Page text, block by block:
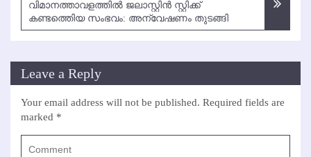
വിമാനത്താവളത്തില്‍ ജലാസ്റ്റിന്‍ സ്റ്റിക്ക്
കണ്ടത്തെിയ സംഭവം: അന്വേഷണം തുടങ്ങി
Leave a Reply
Your email address will not be published. Required fields are
marked *